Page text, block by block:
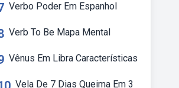
Verbo Poder Em Espanhol
Verb To Be Mapa Mental
Vênus Em Libra Características
Vela De 7 Dias Queima Em 3